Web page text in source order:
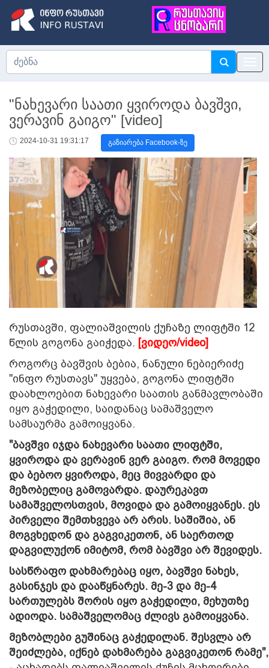
"ნახევარი საათი ყვიროდა ბავშვი,
ვერავინ გაიგო" [video]
2024-10-31 19:31:17 გაზიარება Facebook-ზე
რუსთავში, ფალიაშვილის ქუჩაზე ლიფტში 12
წლის გოგონა გაიჭედა. [ვიდეო/video]
როგორც ბავშვის ბებია, ნანული ნებიერიძე
"ინფო რუსთავს" უყვება, გოგონა ლიფტში
დაახლოებით ნახევარი საათის განმავლობაში
იყო გაჭედილი, საიდანაც სამაშველო
სამსაურმა გამოიყვანა.
"ბავშვი იჯდა ნახევარი საათი ლიფტში,
ყვიროდა და ვერავინ ვერ გაიგო. რომ მოვედი
და ბებოო ყვიროდა, მეც მივვარდი და
მეზობელიც გამოვარდა. დაურეკავთ
სამაშველოსთვის, მოვიდა და გამოიყვანეს. ეს
პირველი შემთხვევა არ არის. საშიშია, ან
მოგვხედონ და გაგვიკეთონ, ან საერთოდ
დაგვილუქონ იმიტომ, რომ ბავშვი არ შევიდეს.
სასწრაფო დახმარებაც იყო, ბავშვი ნახეს,
გასინჯეს და დააწყნარეს. მე-3 და მე-4
სართულებს შორის იყო გაჭედილი, მეხუთზე
ადიოდა. სამაშველომაც ძლივს გამოიყვანა.
მეზობლები გუშინაც გაჭედილან. შესვლა არ
შეიძლება, იქნებ დახმარება გაგვიკეთონ რამე",